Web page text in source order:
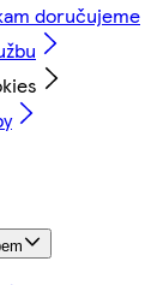
doručujeme